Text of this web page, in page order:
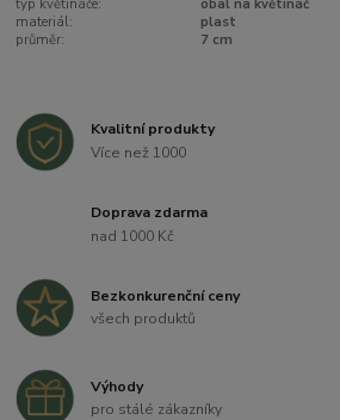
typ květináče:
obal na květináč
materiál:
plast
průměr:
7 cm
Kvalitní produkty
Více než 1000
Doprava zdarma
nad 1000 Kč
Bezkonkurenční ceny
všech produktů
Výhody
pro stálé zákazníky